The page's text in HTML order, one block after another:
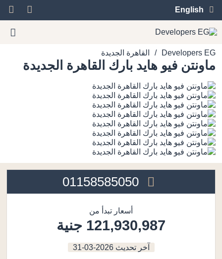
English
Developers EG
/ القاهرة الجديدة
ماونتن فيو هايد بارك القاهرة الجديدة
01158585050
أسعار تبدأ من
121,930,987 جنية
آخر تحديث2026-03-31